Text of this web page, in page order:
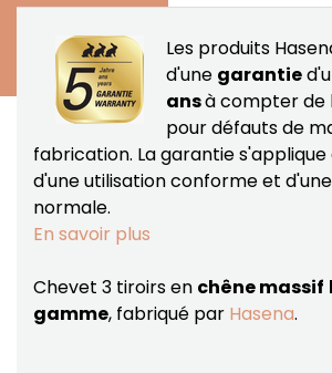
Les produits
d'une garantie
ansà compter de
pour défauts de
fabrication. La garantie
d'une utilisation conforme et
normale.
En savoir plus
Chevet 3 tiroirs en chêne massif
gamme, fabriqué par Hasena.